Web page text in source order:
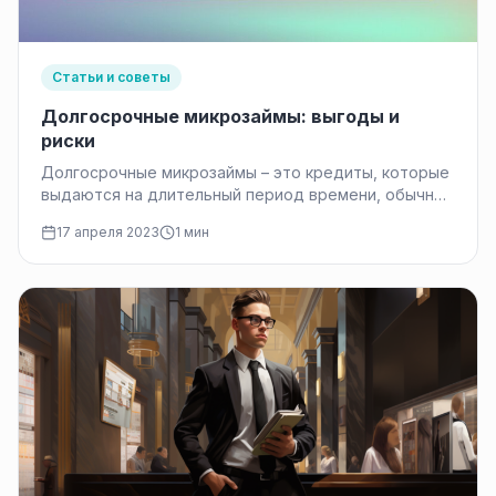
Статьи и советы
Долгосрочные микрозаймы: выгоды и
риски
Долгосрочные микрозаймы – это кредиты, которые
выдаются на длительный период времени, обычно
17 апреля 2023 1 мин